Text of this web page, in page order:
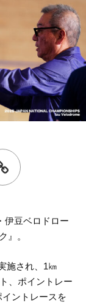
伊豆ベロドロー
』。
施され、1㎞
、ポイントレー
ントレースを